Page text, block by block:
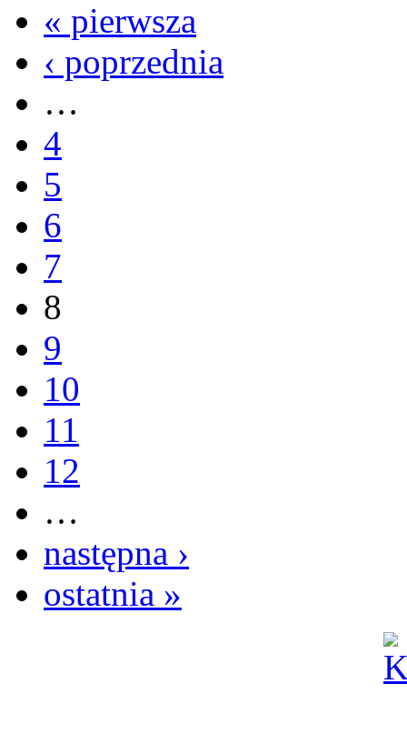
« pierwsza
‹ poprzednia
…
4
5
6
7
8
9
10
11
12
…
następna ›
ostatnia »